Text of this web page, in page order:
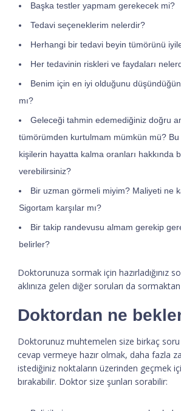
Başka testler yapmam gerekecek mi?
Tedavi seçeneklerim nelerdir?
Herhangi bir tedavi beyin tümörünü
Her tedavinin riskleri ve faydaları
Benim için en iyi olduğunu
mı?
Geleceği tahmin edemediğiniz doğru
tümörümden kurtulmam mümkün mü?
kişilerin hayatta kalma oranları hakkında
verebilirsiniz?
Bir uzman görmeli miyim? Maliyeti ne
Sigortam karşılar mı?
Bir takip randevusu almam gerekip
belirler?
Doktorunuza sormak için hazırladığınız
aklınıza gelen diğer soruları da
Doktordan ne
Doktorunuz muhtemelen size birkaç soru
cevap vermeye hazır olmak, daha fazla
istediğiniz noktaların üzerinden geçmek
bırakabilir. Doktor size şunları sorabilir: